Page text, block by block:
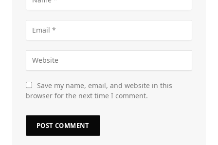
Save my name, email, and website in this
browser for the next time I comment.